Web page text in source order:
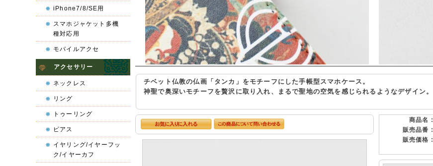
チベット仏教の仏画「タンカ」をモチーフにした手帳型スマホケース。
神聖で奥深いモチーフを贅沢に取り入れ、まるで聖地の空気を感じられるようなデザイン。
商品名 :
販売品番 :
販売価格 :
iPhone7/8/SE用
スマホジャケット多機
種対応用
モバイルアクセ
アクセサリー
ネックレス
リング
トゥーリング
ピアス
イヤリング/イヤーフッ
ク/イヤーカフ